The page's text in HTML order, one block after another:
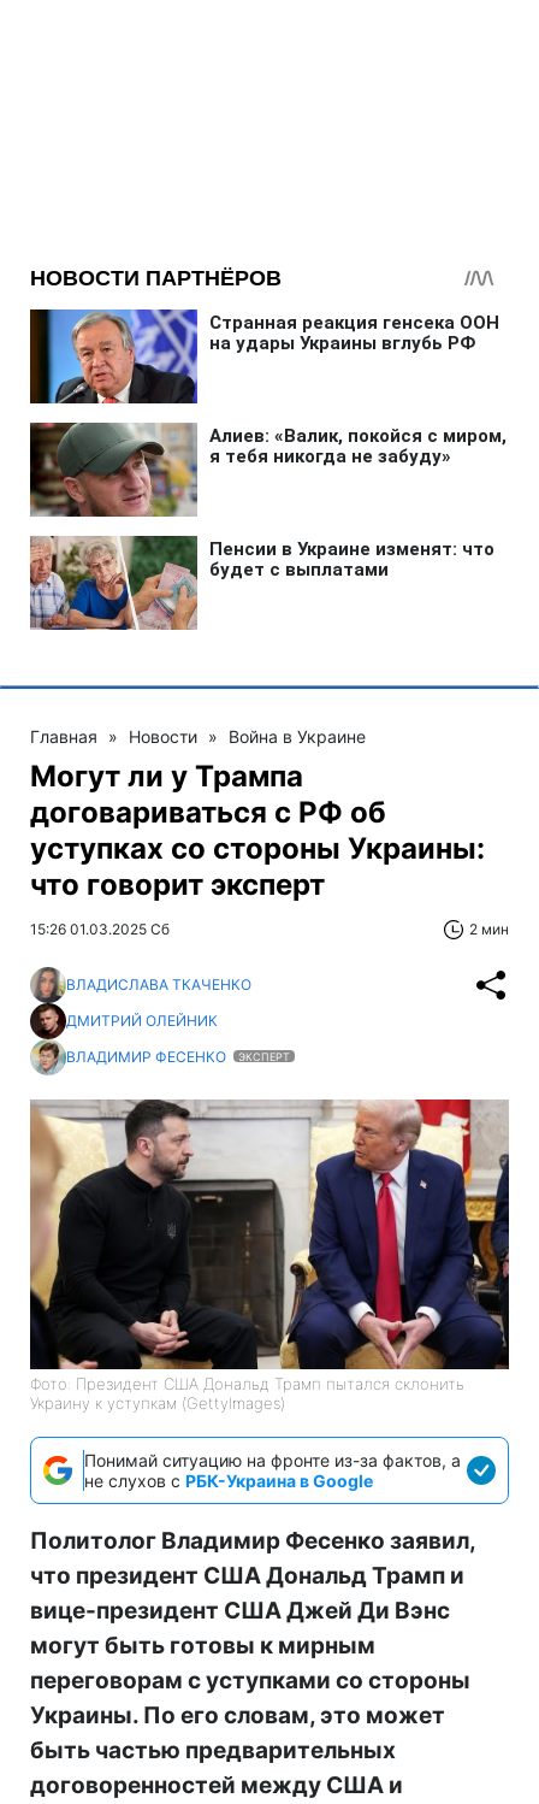
Главная » Новости » Война в Украине
Могут ли у Трампа
договариваться с РФ об
уступках со стороны Украины:
что говорит эксперт
15:26 01.03.2025 Сб 2 мин
ВЛАДИСЛАВА ТКАЧЕНКО
ДМИТРИЙ ОЛЕЙНИК
ВЛАДИМИР ФЕСЕНКО
ЭКСПЕРТ
Фото: Президент США Дональд Трамп пытался склонить
Украину к уступкам (GettyImages)
Понимай ситуацию на фронте из-за фактов, а
не слухов с РБК-Украина в Google
Политолог Владимир Фесенко заявил,
что президент США Дональд Трамп и
вице-президент США Джей Ди Вэнс
могут быть готовы к мирным
переговорам с уступками со стороны
Украины. По его словам, это может
быть частью предварительных
договоренностей между США и